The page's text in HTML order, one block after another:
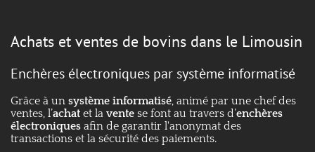
Achats et ventes de bovins dans le Limousin
Enchères électroniques par système informatisé
Grâce à un système informatisé, animé par une chef des
ventes, l’achat et la vente se font au travers d’enchères
électroniques afin de garantir l'anonymat des
transactions et la sécurité des paiements.